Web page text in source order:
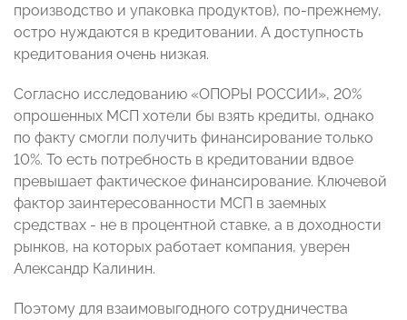
производство и упаковка продуктов), по-прежнему,
остро нуждаются в кредитовании. А доступность
кредитования очень низкая.
Согласно исследованию «ОПОРЫ РОССИИ», 20%
опрошенных МСП хотели бы взять кредиты, однако
по факту смогли получить финансирование только
10%. То есть потребность в кредитовании вдвое
превышает фактическое финансирование. Ключевой
фактор заинтересованности МСП в заемных
средствах - не в процентной ставке, а в доходности
рынков, на которых работает компания, уверен
Александр Калинин.
Поэтому для взаимовыгодного сотрудничества